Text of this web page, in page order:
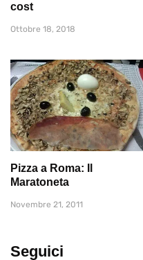
cost
Ottobre 18, 2018
Pizza a Roma: Il
Maratoneta
Novembre 21, 2011
Seguici